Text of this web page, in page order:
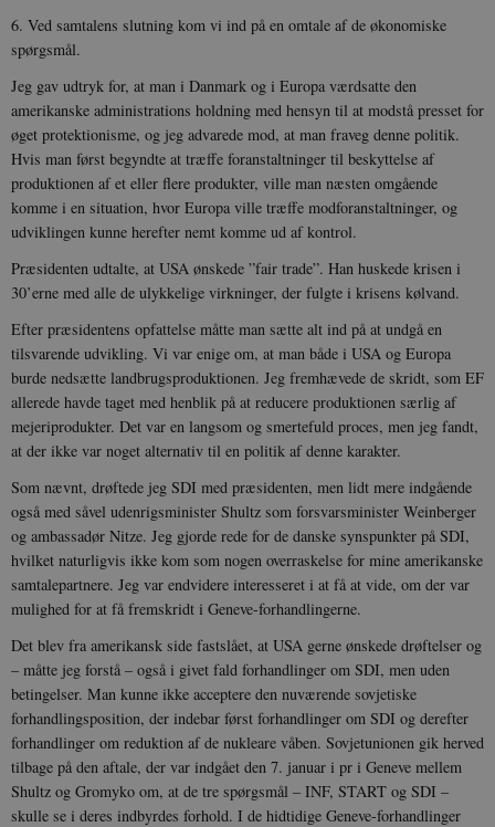
6. Ved samtalens slutning kom vi ind på en omtale af de økonomiske
spørgsmål.
Jeg gav udtryk for, at man i Danmark og i Europa værdsatte den
amerikanske administrations holdning med hensyn til at modstå presset for
øget protektionisme, og jeg advarede mod, at man fraveg denne politik.
Hvis man først begyndte at træffe foranstaltninger til beskyttelse af
produktionen af et eller flere produkter, ville man næsten omgående
komme i en situation, hvor Europa ville træffe modforanstaltninger, og
udviklingen kunne herefter nemt komme ud af kontrol.
Præsidenten udtalte, at USA ønskede ”fair trade”. Han huskede krisen i
30’erne med alle de ulykkelige virkninger, der fulgte i krisens kølvand.
Efter præsidentens opfattelse måtte man sætte alt ind på at undgå en
tilsvarende udvikling. Vi var enige om, at man både i USA og Europa
burde nedsætte landbrugsproduktionen. Jeg fremhævede de skridt, som EF
allerede havde taget med henblik på at reducere produktionen særlig af
mejeriprodukter. Det var en langsom og smertefuld proces, men jeg fandt,
at der ikke var noget alternativ til en politik af denne karakter.
Som nævnt, drøftede jeg SDI med præsidenten, men lidt mere indgående
også med såvel udenrigsminister Shultz som forsvarsminister Weinberger
og ambassadør Nitze. Jeg gjorde rede for de danske synspunkter på SDI,
hvilket naturligvis ikke kom som nogen overraskelse for mine amerikanske
samtalepartnere. Jeg var endvidere interesseret i at få at vide, om der var
mulighed for at få fremskridt i Geneve-forhandlingerne.
Det blev fra amerikansk side fastslået, at USA gerne ønskede drøftelser og
– måtte jeg forstå – også i givet fald forhandlinger om SDI, men uden
betingelser. Man kunne ikke acceptere den nuværende sovjetiske
forhandlingsposition, der indebar først forhandlinger om SDI og derefter
forhandlinger om reduktion af de nukleare våben. Sovjetunionen gik herved
tilbage på den aftale, der var indgået den 7. januar i pr i Geneve mellem
Shultz og Gromyko om, at de tre spørgsmål – INF, START og SDI –
skulle se i deres indbyrdes forhold. I de hidtidige Geneve-forhandlinger